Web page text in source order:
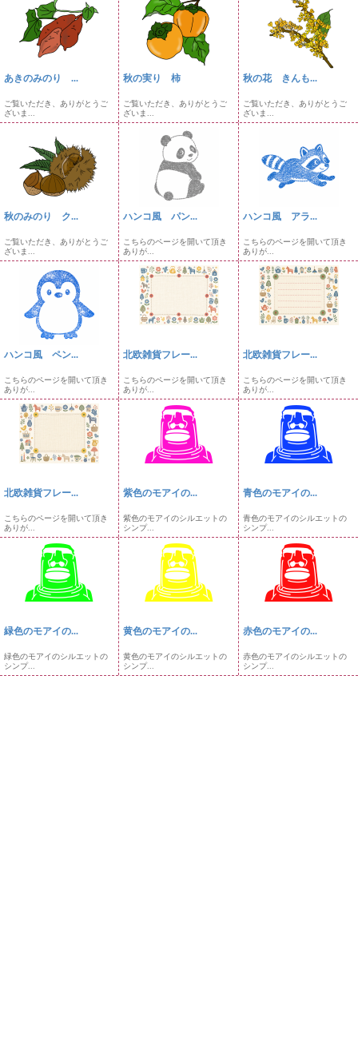
あきのみのり ...
ご覧いただき、ありがとうご
ざいま...
秋の実り 柿
ご覧いただき、ありがとうご
ざいま...
秋の花 きんも...
ご覧いただき、ありがとうご
ざいま...
秋のみのり ク...
ご覧いただき、ありがとうご
ざいま...
ハンコ風 パン...
こちらのページを開いて頂き
ありが...
ハンコ風 アラ...
こちらのページを開いて頂き
ありが...
ハンコ風 ペン...
こちらのページを開いて頂き
ありが...
北欧雑貨フレー...
こちらのページを開いて頂き
ありが...
北欧雑貨フレー...
こちらのページを開いて頂き
ありが...
北欧雑貨フレー...
こちらのページを開いて頂き
ありが...
紫色のモアイの...
紫色のモアイのシルエットの
シンプ...
青色のモアイの...
青色のモアイのシルエットの
シンプ...
緑色のモアイの...
緑色のモアイのシルエットの
シンプ...
黄色のモアイの...
黄色のモアイのシルエットの
シンプ...
赤色のモアイの...
赤色のモアイのシルエットの
シンプ...